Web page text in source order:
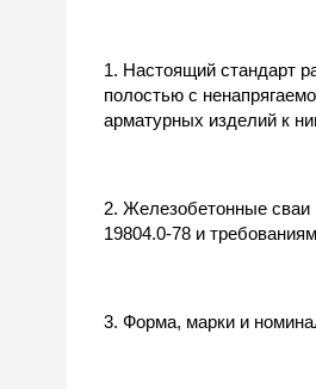
1. Настоящий стандарт
полостью с
арматурных изделий к
2. Железобетонные сваи
19804.0-78 и
3. Форма, марки и